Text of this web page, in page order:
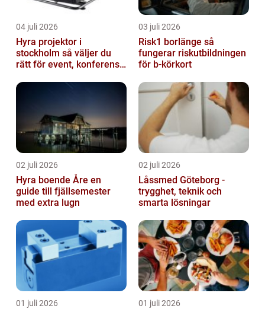
04 juli 2026
Hyra projektor i
stockholm så väljer du
rätt för event, konferens
03 juli 2026
Risk1 borlänge så
fungerar riskutbildningen
för b-körkort
02 juli 2026
Hyra boende Åre en
guide till fjällsemester
med extra lugn
02 juli 2026
Låssmed Göteborg -
trygghet, teknik och
smarta lösningar
01 juli 2026 01 juli 2026